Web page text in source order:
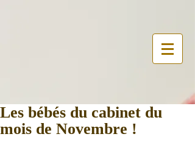
Les bébés du cabinet du
mois de Novembre !